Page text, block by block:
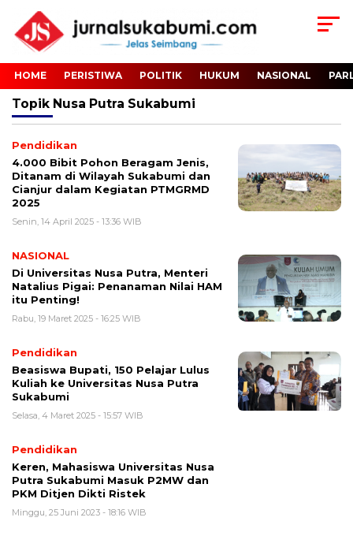
HOME PERISTIWA POLITIK HUKUM NASIONAL
Topik Nusa Putra Sukabumi
Pendidikan
4.000 Bibit Pohon Beragam Jenis,
Ditanam di Wilayah Sukabumi dan
Cianjur dalam Kegiatan PTMGRMD
2025
Senin, 14 April 2025 - 13:36 WIB
NASIONAL
Di Universitas Nusa Putra, Menteri
Natalius Pigai: Penanaman Nilai HAM
itu Penting!
Rabu, 19 Maret 2025 - 16:25 WIB
Pendidikan
Beasiswa Bupati, 150 Pelajar Lulus
Kuliah ke Universitas Nusa Putra
Sukabumi
Selasa, 4 Maret 2025 - 15:57 WIB
Pendidikan
Keren, Mahasiswa Universitas Nusa
Putra Sukabumi Masuk P2MW dan
PKM Ditjen Dikti Ristek
Minggu, 25 Juni 2023 - 18:16 WIB